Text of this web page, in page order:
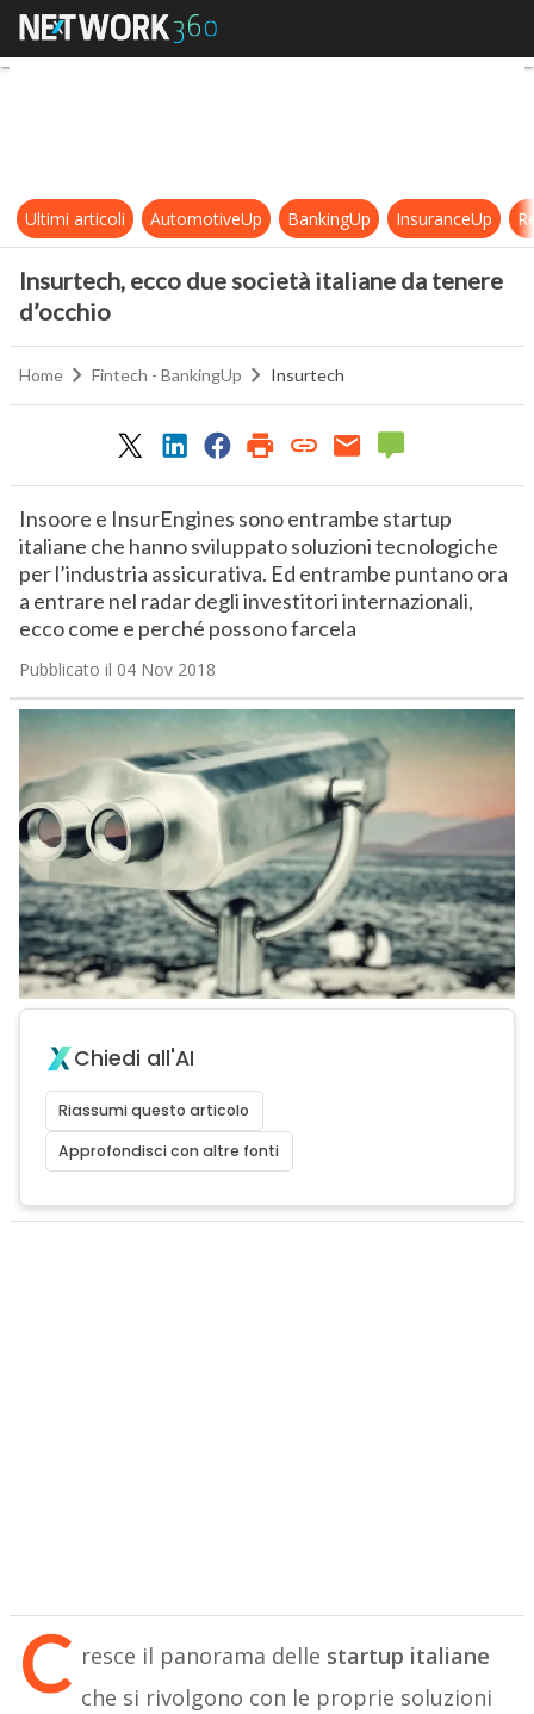
Insurtech, ecco due società
Ultimi articoli AutomotiveUp BankingUp InsuranceUp
Insurtech, ecco due società italiane da tenere
d’occhio
Home Fintech - BankingUp Insurtech
Insoore e InsurEngines sono entrambe startup
italiane che hanno sviluppato soluzioni tecnologiche
per l’industria assicurativa. Ed entrambe puntano ora
a entrare nel radar degli investitori internazionali,
ecco come e perché possono farcela
Pubblicato il 04 Nov 2018
Chiedi all'AI
Riassumi questo articolo
Approfondisci con altre fonti
C resce il panorama delle startup italiane
che si rivolgono con le proprie soluzioni